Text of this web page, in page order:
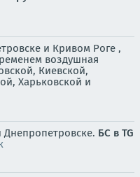
и Кривом Роге ,
воздушная
Киевской,
Харьковской и
БС в TG